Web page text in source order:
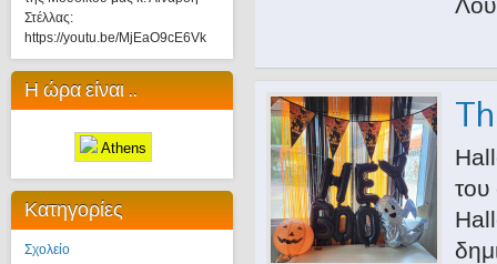
Στέλλας:
https://youtu.be/MjEaO9cE6Vk
Η ώρα είναι ..
Athens
Κατηγορίες
Σχολείο
του